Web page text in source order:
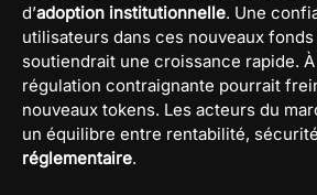
d’adoption institutionnelle. Une
utilisateurs dans ces nouveaux
soutiendrait une croissance rapide. À
régulation contraignante pourrait
nouveaux tokens. Les acteurs du
un équilibre entre rentabilité,
réglementaire.